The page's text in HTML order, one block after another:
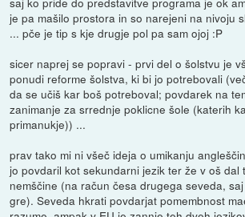
je pa mašilo prostora in so narejeni na nivoju
... pče je tip s kje drugje pol pa sam ojoj :P
sicer naprej se popravi - prvi del o šolstvu je
ponudi reforme šolstva, ki bi jo potrebovali
da se učiš kar boš potreboval; povdarek na
zanimanje za srrednje poklicne šole (katerih
primanukje)) ...
prav tako mi ni všeč ideja o umikanju
jo povdaril kot sekundarni jezik ter že v oš dal
nemščine (na račun česa drugega seveda,
gre). Seveda hkrati povdarjat pomembnost